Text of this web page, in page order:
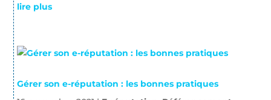
lire plus
Gérer son e-réputation : les bonnes pratiques